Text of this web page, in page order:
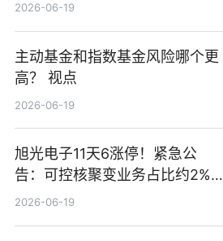
2026-06-19
主动基金和指数基金风险哪个更
高？ 视点
2026-06-19
旭光电子11天6涨停！紧急公
告：可控核聚变业务占比约2%！
前沿热点
2026-06-19